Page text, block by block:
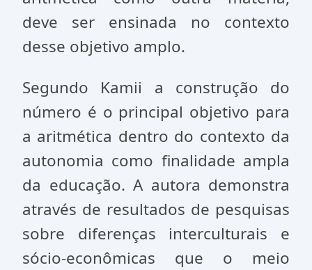
deve ser ensinada no contexto
desse objetivo amplo.
Segundo Kamii a construção do
número é o principal objetivo para
a aritmética dentro do contexto da
autonomia como finalidade am­pla
da educação. A autora demonstra
através de resultados de pesquisas
sobre diferenças interculturais e
sócio-econômicas que o meio